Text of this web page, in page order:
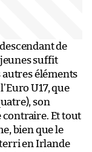
de
suffit
autres éléments
U17, que
son
Et tout
bien que le
en Irlande